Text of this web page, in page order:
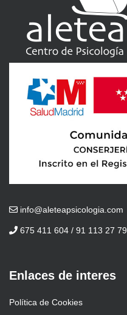
info@aleteapsicologia.com
675 411 604 / 91 113 27 79
Enlaces de interes
Política de Cookies